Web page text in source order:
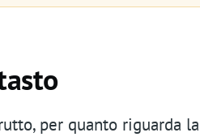
per quanto riguarda